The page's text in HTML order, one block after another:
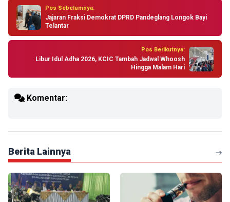
Pos Sebelumnya:
Jajaran Fraksi Demokrat DPRD Pandeglang Longok Bayi
Telantar
Pos Berikutnya:
Libur Idul Adha 2026, KCIC Tambah Jadwal Whoosh
Hingga Malam Hari
Komentar:
Berita Lainnya